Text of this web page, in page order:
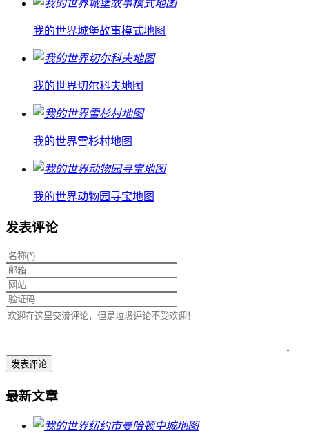
我的世界城堡故事模式地图
我的世界切尔科夫地图
我的世界雪杉村地图
我的世界动物园寻宝地图
发表评论
最新文章